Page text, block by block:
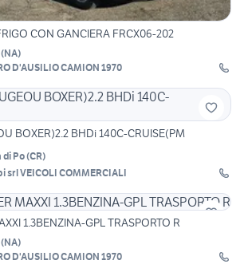
CON GANCIERA FRCX06-202
(NA)
D'AUSILIO CAMION 1970
BOXER)2.2 BHDi 140C-CRUISE(PM
Po(CR)
srl VEICOLI COMMERCIALI
1.3BENZINA-GPL TRASPORTO R
(NA)
D'AUSILIO CAMION 1970